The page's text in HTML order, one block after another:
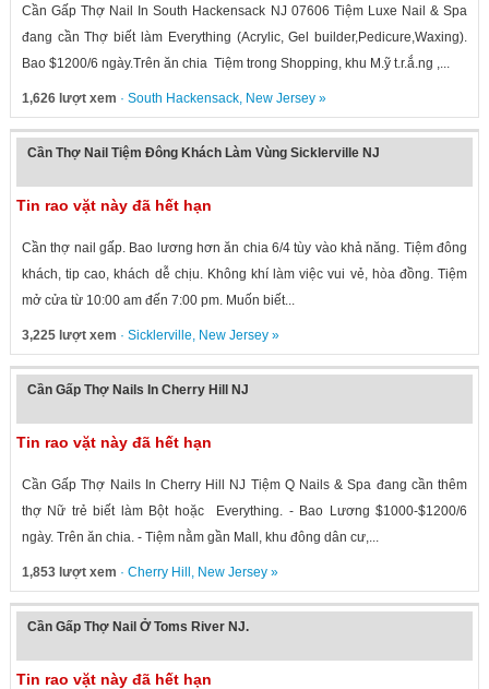
Cần Gấp Thợ Nail In South Hackensack NJ 07606 Tiệm Luxe Nail & Spa
đang cần Thợ biết làm Everything (Acrylic, Gel builder,Pedicure,Waxing).
Bao $1200/6 ngày.Trên ăn chia Tiệm trong Shopping, khu M.ỹ t.r.ắ.ng ,...
1,626 lượt xem · South Hackensack, New Jersey»
Cần Thợ Nail Tiệm Đông Khách Làm Vùng Sicklerville NJ
Tin rao vặt này đã hết hạn
Cần thợ nail gấp. Bao lương hơn ăn chia 6/4 tùy vào khả năng. Tiệm đông
khách, tip cao, khách dễ chịu. Không khí làm việc vui vẻ, hòa đồng. Tiệm
mở cửa từ 10:00 am đến 7:00 pm. Muốn biết...
3,225 lượt xem · Sicklerville, New Jersey»
Cần Gấp Thợ Nails In Cherry Hill NJ
Tin rao vặt này đã hết hạn
Cần Gấp Thợ Nails In Cherry Hill NJ Tiệm Q Nails & Spa đang cần thêm
thợ Nữ trẻ biết làm Bột hoặc Everything. - Bao Lương $1000-$1200/6
ngày. Trên ăn chia. - Tiệm nằm gần Mall, khu đông dân cư,...
1,853 lượt xem · Cherry Hill , New Jersey»
Cần Gấp Thợ Nail Ở Toms River NJ.
Tin rao vặt này đã hết hạn